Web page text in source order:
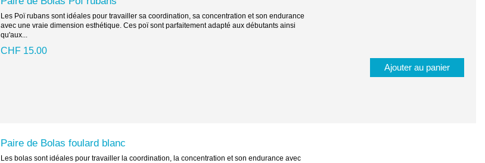
Les Poï rubans sont idéales pour travailler sa coordination, sa concentration et son endurance
avec une vraie dimension esthétique. Ces poï sont parfaitement adapté aux débutants ainsi
qu'aux...
CHF 15.00
Ajouter au panier
Paire de Bolas foulard blanc
Les bolas sont idéales pour travailler la coordination, la concentration et son endurance avec